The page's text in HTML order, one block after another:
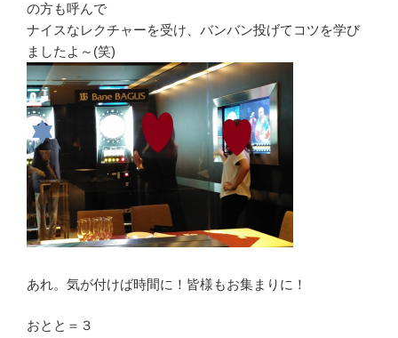
の方も呼んで
ナイスなレクチャーを受け、バンバン投げてコツを学び
ましたよ～(笑)
あれ。気が付けば時間に！皆様もお集まりに！
おとと＝３